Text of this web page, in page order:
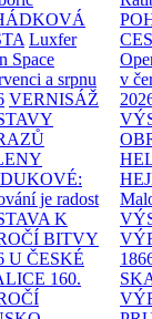
Luxfer
Space
a srpnu
VERNISÁŽ
je radost
K
BITVY
U ČESKÉ
160.
v